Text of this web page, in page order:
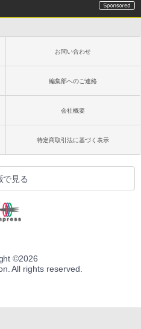
お問い合わせ
編集部へのご連絡
会社概要
特定商取引法に基づく表示
で見る
©2026
All rights reserved.